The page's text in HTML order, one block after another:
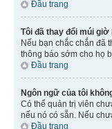
Đầu trang
Tôi đã thay đổi múi
Nếu bạn chắc chắn đã
thông báo sớm cho họ
Đầu trang
Ngôn ngữ của tôi
Có thể quản trị viên
nếu nó có sẵn. Nếu
Đầu trang